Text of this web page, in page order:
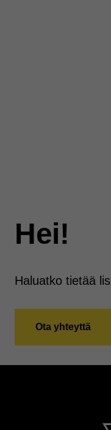
Hei!
Haluatko tietää
Ota yhteyttä